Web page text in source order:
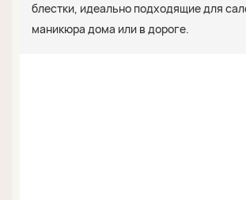
блестки, идеально подходящие для
маникюра дома или в дороге.